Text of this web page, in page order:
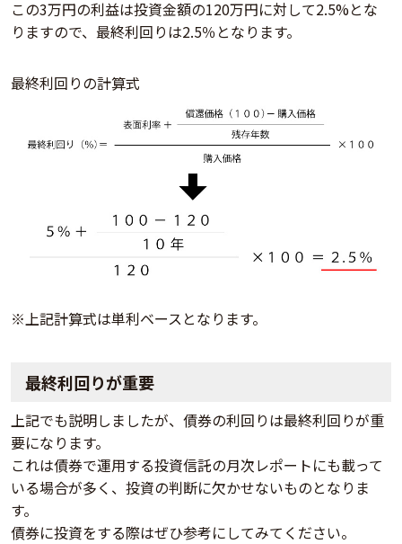
この3万円の利益は投資金額の120万円に対して2.5%とな
りますので、最終利回りは2.5％となります。
最終利回りの計算式
※上記計算式は単利ベースとなります。
最終利回りが重要
上記でも説明しましたが、債券の利回りは最終利回りが重
要になります。
これは債券で運用する投資信託の月次レポートにも載って
いる場合が多く、投資の判断に欠かせないものとなりま
す。
債券に投資をする際はぜひ参考にしてみてください。